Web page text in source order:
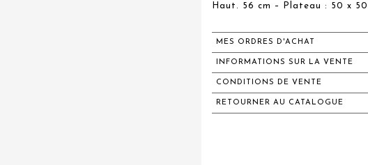
Haut. 56 cm – Plateau : 50 x
MES ORDRES D'ACHAT
INFORMATIONS SUR LA VENTE
CONDITIONS DE VENTE
RETOURNER AU CATALOGUE